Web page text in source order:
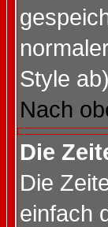
Style
Nach
Die
Die
einfach